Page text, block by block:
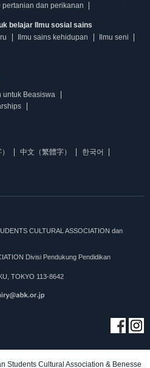
pertanian dan perikanan
belajar Ilmu sosial sains
Ilmu sains kehidupan
Ilmu seni
untuk Beasiswa
中文（繁體字）
한국어
CULTURAL ASSOCIATION dan
Divisi Pendukung Pendidikan
TOKYO 113-8642
Students Cultural Association & Benesse